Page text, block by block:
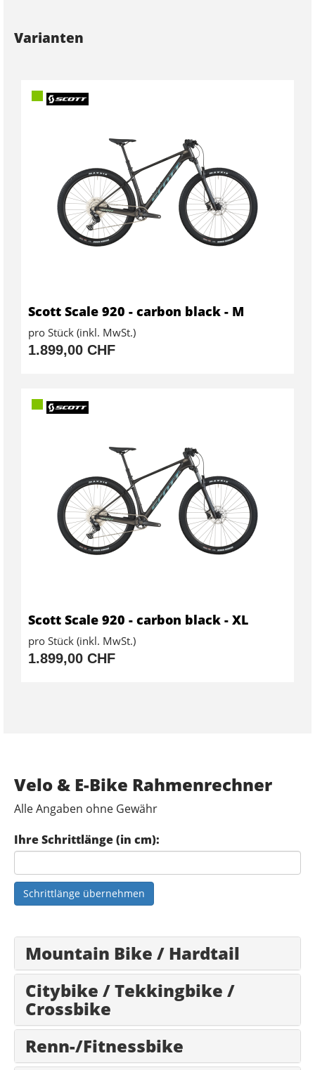
Varianten
Scott Scale 920 - carbon black - M
pro Stück (inkl. MwSt.)
1.899,00 CHF
Scott Scale 920 - carbon black - XL
pro Stück (inkl. MwSt.)
1.899,00 CHF
Velo & E-Bike Rahmenrechner
Alle Angaben ohne Gewähr
Ihre Schrittlänge (in cm):
Schrittlänge übernehmen
Mountain Bike / Hardtail
Citybike / Tekkingbike /
Crossbike
Renn-/Fitnessbike